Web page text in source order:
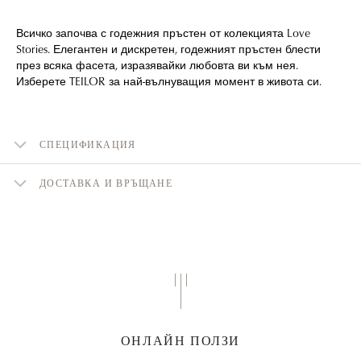
Всичко започва с годежния пръстен от колекцията Love
Stories. Елегантен и дискретен, годежният пръстен блести
през всяка фасета, изразявайки любовта ви към нея.
Изберете TEILOR за най-вълнуващия момент в живота си.
СПЕЦИФИКАЦИЯ
ДОСТАВКА И ВРЪЩАНЕ
ОНЛАЙН ПОЛЗИ